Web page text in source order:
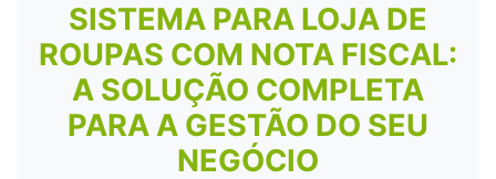
SISTEMA PARA LOJA DE
ROUPAS COM NOTA FISCAL:
A SOLUÇÃO COMPLETA
PARA A GESTÃO DO SEU
NEGÓCIO